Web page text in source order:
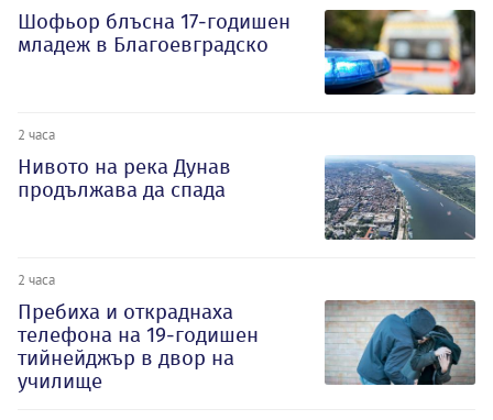
Шофьор блъсна 17-годишен
младеж в Благоевградско
2 часа
Нивото на река Дунав
продължава да спада
2 часа
Пребиха и откраднаха
телефона на 19-годишен
тийнейджър в двор на
училище